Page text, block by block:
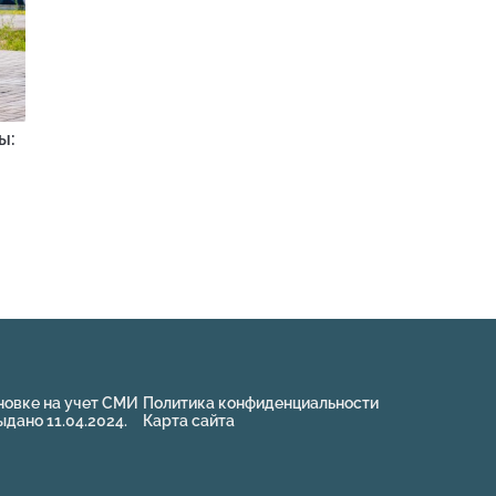
на учет СМИ
11.04.2024.
Политика конфиденциальности
Карта сайта